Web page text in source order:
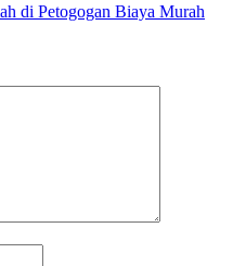
di Petogogan Biaya Murah